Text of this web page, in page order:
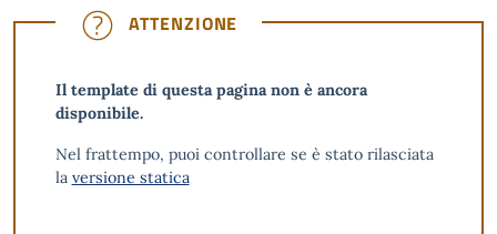
ATTENZIONE
ATTENZIONE
Il template di questa pagina non è ancora
disponibile.
Nel frattempo, puoi controllare se è stato rilasciata
la versione statica